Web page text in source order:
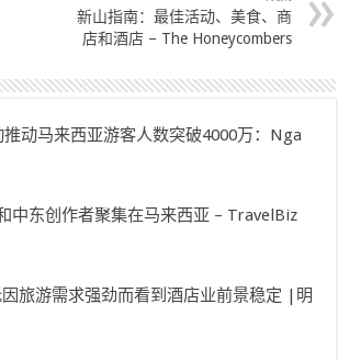
新山指南：最佳活动、美食、商
店和酒店 – The Honeycombers
推动马来西亚游客人数突破4000万：Nga
中东创作者聚集在马来西亚 – TravelBiz
旅游需求强劲而看到酒店业前景稳定 |明